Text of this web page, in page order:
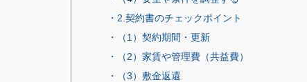
・2.契約書のチェックポイント
・（1）契約期間・更新
・（2）家賃や管理費（共益費）
・（3）敷金返還